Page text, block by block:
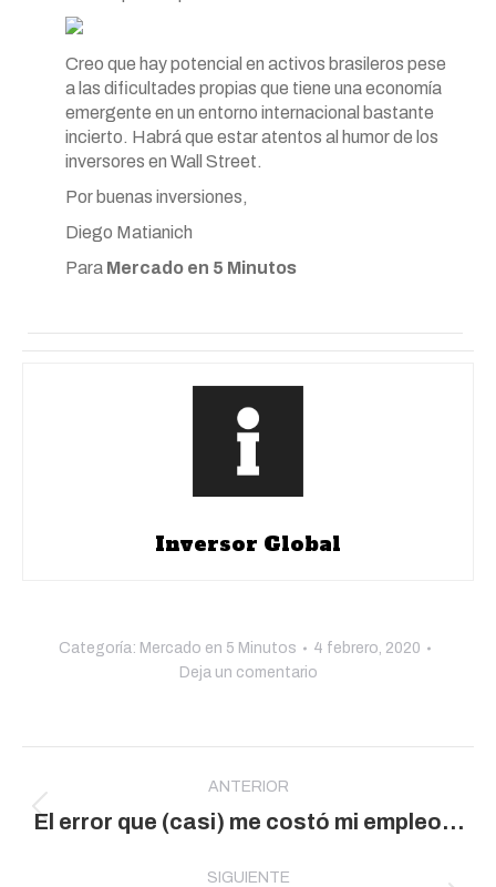
Creo que hay potencial en activos brasileros pese
a las dificultades propias que tiene una economía
emergente en un entorno internacional bastante
incierto. Habrá que estar atentos al humor de los
inversores en Wall Street.
Por buenas inversiones,
Diego Matianich
Para Mercado en 5 Minutos
Inversor Global
Categoría: Mercado en 5 Minutos
4 febrero, 2020
Deja un comentario
entre
publicaciones
ANTERIOR
Publicación
El error que (casi) me costó mi empleo…
SIGUIENTE